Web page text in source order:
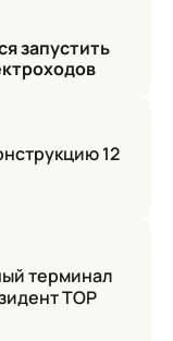
12
терминал
ТОР